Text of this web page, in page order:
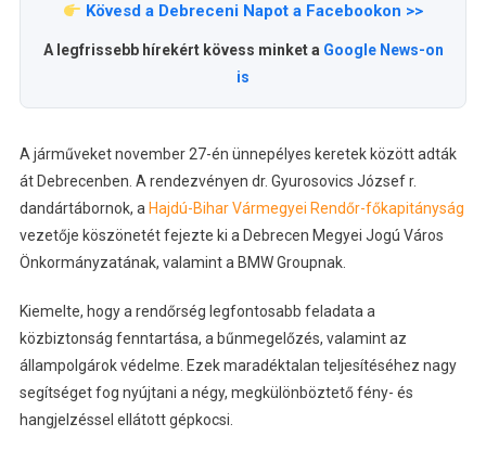
Kövesd a Debreceni Napot a Facebookon >>
A legfrissebb hírekért kövess minket a Google News-on
is
A járműveket november 27-én ünnepélyes keretek között adták
át Debrecenben. A rendezvényen dr. Gyurosovics József r.
dandártábornok, a Hajdú-Bihar Vármegyei Rendőr-főkapitányság
vezetője köszönetét fejezte ki a Debrecen Megyei Jogú Város
Önkormányzatának, valamint a BMW Groupnak.
Kiemelte, hogy a rendőrség legfontosabb feladata a
közbiztonság fenntartása, a bűnmegelőzés, valamint az
állampolgárok védelme. Ezek maradéktalan teljesítéséhez nagy
segítséget fog nyújtani a négy, megkülönböztető fény- és
hangjelzéssel ellátott gépkocsi.